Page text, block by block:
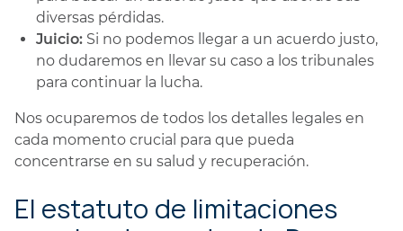
diversas pérdidas.
Juicio: Si no podemos llegar a un acuerdo justo,
no dudaremos en llevar su caso a los tribunales
para continuar la lucha.
Nos ocuparemos de todos los detalles legales en
cada momento crucial para que pueda
concentrarse en su salud y recuperación.
El estatuto de limitaciones